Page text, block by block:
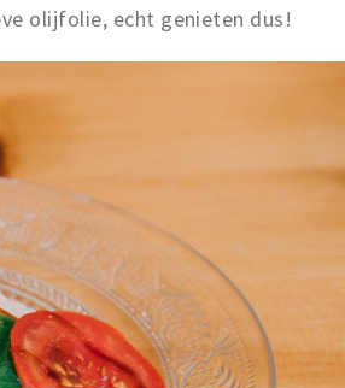
olijfolie, echt genieten dus!